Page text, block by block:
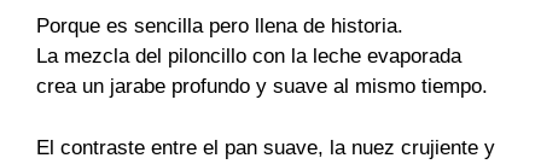
Porque es sencilla pero llena de historia.
La mezcla del piloncillo con la leche evaporada
crea un jarabe profundo y suave al mismo tiempo.
El contraste entre el pan suave, la nuez crujiente y